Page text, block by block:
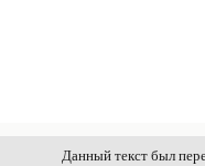
Данный текст был